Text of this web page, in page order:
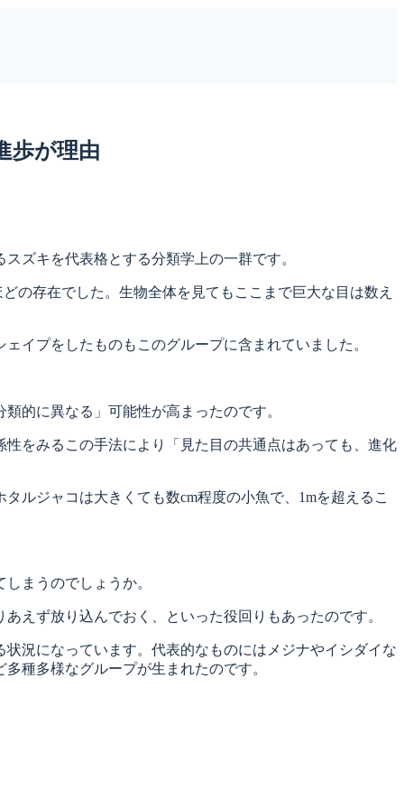
歩が理由
ズキを代表格とする分類学上の一群です。
の存在でした。生物全体を見てもここまで巨大な目は数え
イプをしたものもこのグループに含まれていました。
的に異なる」可能性が高まったのです。
をみるこの手法により「見た目の共通点はあっても、進化
ルジャコは大きくても数cm程度の小魚で、1mを超えるこ
まうのでしょうか。
えず放り込んでおく、といった役回りもあったのです。
況になっています。代表的なものにはメジナやイシダイな
種多様なグループが生まれたのです。